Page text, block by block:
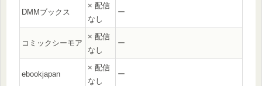
DMMブックス
× 配信
なし
ー
コミックシーモア
× 配信
なし
ー
ebookjapan
× 配信
なし
ー